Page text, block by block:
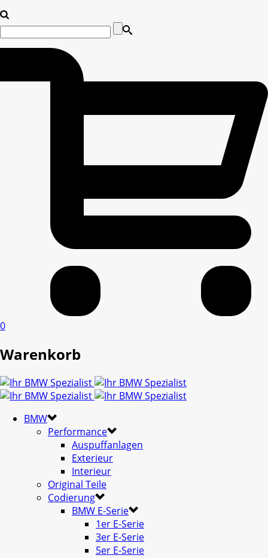
0
Warenkorb
BMW
Performance
Auspuffanlagen
Exterieur
Interieur
Original Teile
Codierung
BMW E-Serie
1er E-Serie
3er E-Serie
5er E-Serie